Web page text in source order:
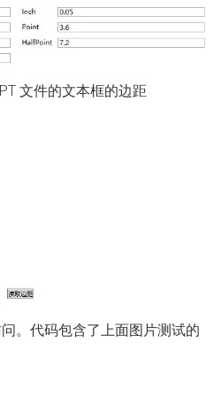
文件的文本框的边距
。代码包含了上面图片测试的